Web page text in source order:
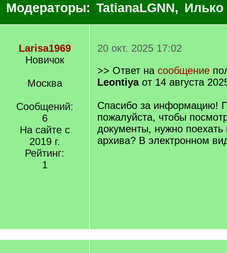
Модераторы: TatianaLGNN, Илько
Larisa1969
Новичок
Москва
Сообщений:
6
На сайте с
2019 г.
Рейтинг:
1
20 окт. 2025 17:02
>> Ответ на сообщение
Leontiyaот 14 августа
Спасибо за информацию!
пожалуйста, чтобы
документы, нужно поехать
архива? В электронном